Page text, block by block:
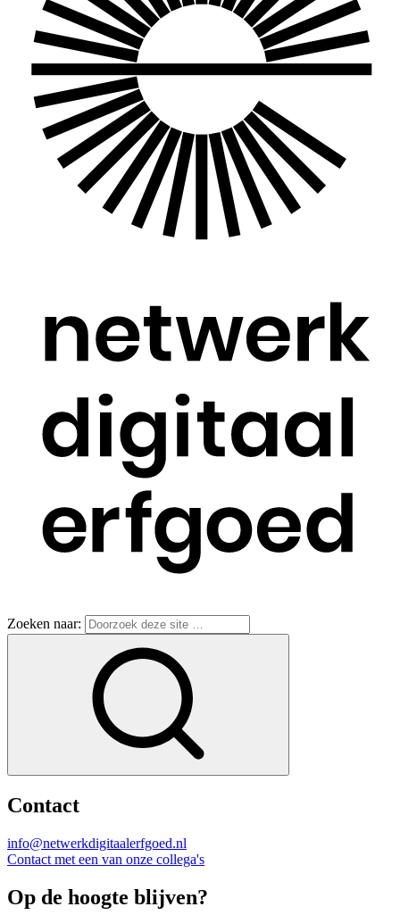
Zoeken naar:
Contact
info@netwerkdigitaalerfgoed.nl
Contact met een van onze collega's
Op de hoogte blijven?